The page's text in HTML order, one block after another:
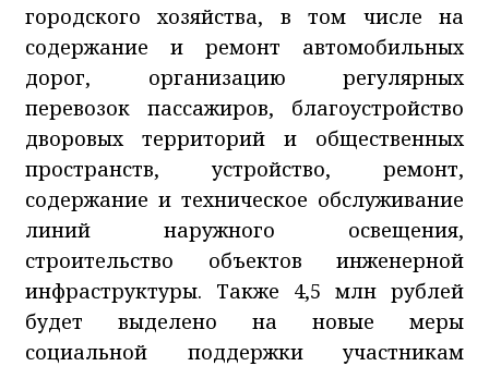
городского хозяйства, в том числе на
содержание и ремонт автомобильных
дорог, организацию регулярных
перевозок пассажиров, благоустройство
дворовых территорий и общественных
пространств, устройство, ремонт,
содержание и техническое обслуживание
линий наружного освещения,
строительство объектов инженерной
инфраструктуры. Также 4,5 млн рублей
будет выделено на новые меры
социальной поддержки участникам